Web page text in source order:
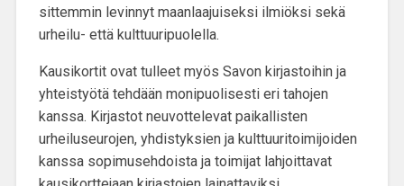
sittemmin levinnyt maanlaajuiseksi ilmiöksi sekä
urheilu- että kulttuuripuolella.
Kausikortit ovat tulleet myös Savon kirjastoihin ja
yhteistyötä tehdään monipuolisesti eri tahojen
kanssa. Kirjastot neuvottelevat paikallisten
urheiluseurojen, yhdistyksien ja kulttuuritoimijoiden
kanssa sopimusehdoista ja toimijat lahjoittavat